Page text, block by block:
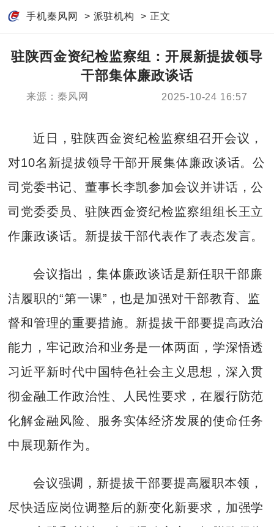
手机秦风网 > 派驻机构 > 正文
驻陕西金资纪检监察组：开展新提拔领导
干部集体廉政谈话​
来源：秦风网 2025-10-24 16:57
近日，驻陕西金资纪检监察组召开会议，
对10名新提拔领导干部开展集体廉政谈话。公
司党委书记、董事长李凯参加会议并讲话，公
司党委委员、驻陕西金资纪检监察组组长王立
作廉政谈话。新提拔干部代表作了表态发言。
会议指出，集体廉政谈话是新任职干部廉
洁履职的“第一课”，也是加强对干部教育、监
督和管理的重要措施。新提拔干部要提高政治
能力，牢记政治和业务是一体两面，学深悟透
习近平新时代中国特色社会主义思想，深入贯
彻金融工作政治性、人民性要求，在履行防范
化解金融风险、服务实体经济发展的使命任务
中展现新作为。
会议强调，新提拔干部要提高履职本领，
尽快适应岗位调整后的新变化新要求，加强学